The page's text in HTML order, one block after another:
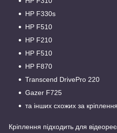
Кріплення підходить для
HP F330s
HP F510
HP F210
HP F510
HP F870
Transcend DrivePro 220
Gazer F725
та інших схожих за